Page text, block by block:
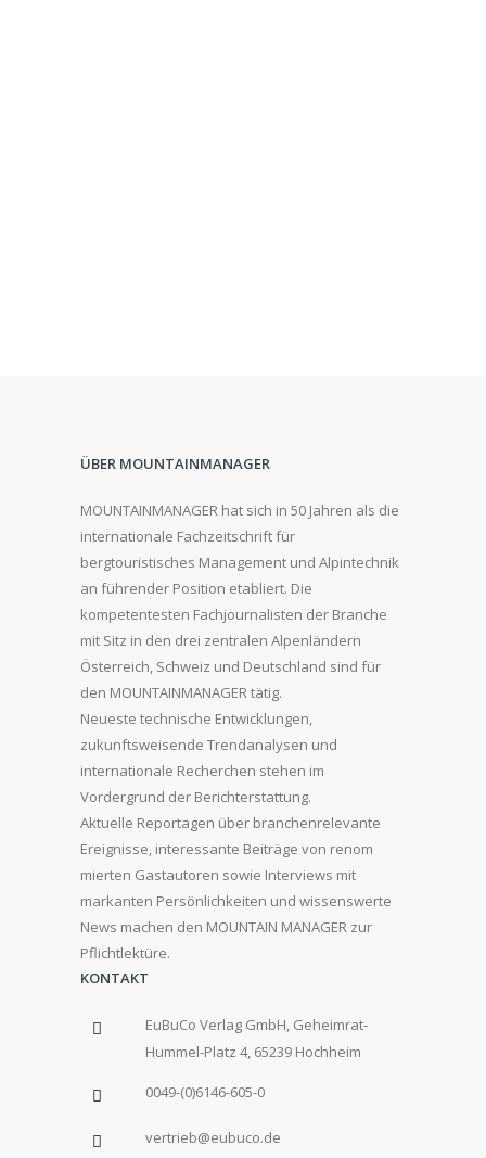
ÜBER MOUNTAINMANAGER
MOUNTAINMANAGER hat sich in 50 Jahren als die
internationale Fachzeitschrift für
bergtouristisches Management und Alpintechnik
an führender Position etabliert. Die
kompetentesten Fachjournalisten der Branche
mit Sitz in den drei zentralen Alpenländern
Österreich, Schweiz und Deutschland sind für
den MOUNTAINMANAGER tätig.
Neueste technische Entwicklungen,
zukunftsweisende Trendanalysen und
internationale Recherchen stehen im
Vordergrund der Berichterstattung.
Aktuelle Reportagen über branchenrelevante
Ereignisse, interessante Beiträge von renom
mierten Gastautoren sowie Interviews mit
markanten Persönlichkeiten und wissenswerte
News machen den MOUNTAIN MANAGER zur
Pflichtlektüre.
KONTAKT
EuBuCo Verlag GmbH, Geheimrat-
Hummel-Platz 4, 65239 Hochheim
0049-(0)6146-605-0
vertrieb@eubuco.de